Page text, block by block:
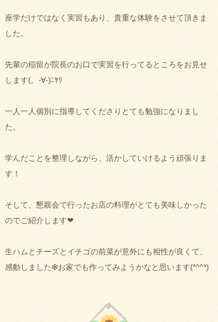
座学だけではなく実習もあり、貴重な体験をさせて頂きま
した。
先輩の稲留が院長のお口で実習を行ってるところをお見せ
します(。-∀-)ﾆﾔﾘ
一人一人個別に指導してくださりとても勉強になりまし
た。
学んだことを整理しながら、活かしていけるよう頑張りま
す！
そして、懇親会で行ったお店の料理がとても美味しかった
のでご紹介します❤︎
生ハムとチーズとイチゴの前菜が意外にも相性が良くて、
感動しました❇︎お家でも作ってみようかなと思います(*^^*)